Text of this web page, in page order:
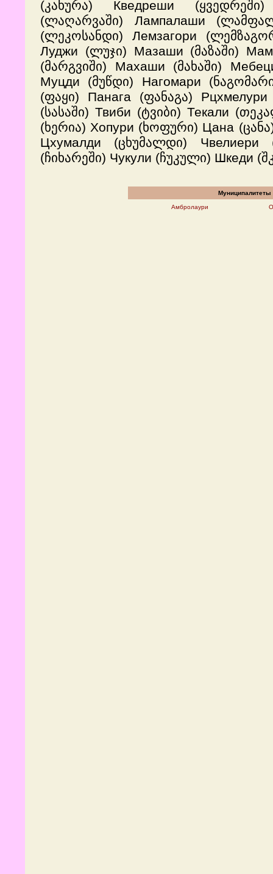
(კახურა) Кведреши
(ლაღარვაში) Лампалаши
(ლეკოსანდი) Лемзагори
Луджи (ლუჯი) Мазаши (მაზაში)
(მარგვიში) Махаши (მახაში)
Муцди (მუწდი) Нагомари
(ფაყი) Панага (ფანაგა)
(სასაში) Твиби (ტვიბი) Текали
(ხერია) Хопури (ხოფური) Цана
Цхумалди (ცხუმალდი)
(ჩიხარეში) Чукули (ჩუკული) Шкеди
Муниципалитеты
Амбролаури